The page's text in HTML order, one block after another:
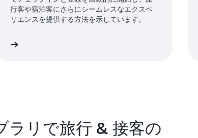
行客や宿泊客にさらにシームレスなエクスペ
リエンスを提供する方法を示しています。
ラリで旅行 & 接客の